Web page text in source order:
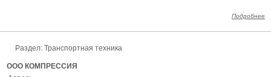
Подробнее
Раздел: Транспортная техника
ООО КОМПРЕССИЯ